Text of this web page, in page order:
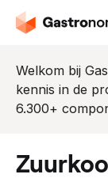
Welkom bij
kennis in de
6.300+